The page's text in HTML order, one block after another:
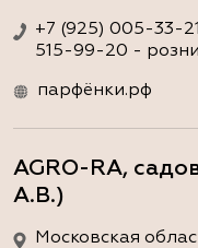
+7 (925) 005-33-
515-99-20 -
парфёнки.рф
AGRO-RA,
А.В.)
Московская